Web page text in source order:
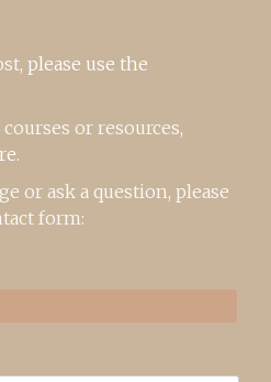
please use the
or resources,
.
or ask a question, please
form: